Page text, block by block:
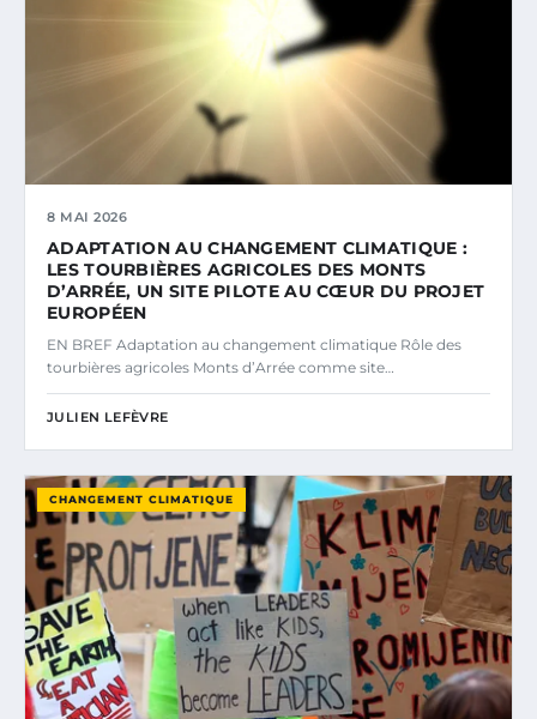
8 MAI 2026
ADAPTATION AU CHANGEMENT CLIMATIQUE :
LES TOURBIÈRES AGRICOLES DES MONTS
D’ARRÉE, UN SITE PILOTE AU CŒUR DU PROJET
EUROPÉEN
EN BREF Adaptation au changement climatique Rôle des
tourbières agricoles Monts d’Arrée comme site…
JULIEN LEFÈVRE
CHANGEMENT CLIMATIQUE